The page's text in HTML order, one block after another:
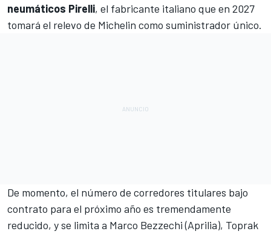
neumáticos Pirelli, el fabricante italiano que en 2027
tomará el relevo de Michelin como suministrador único.
De momento, el número de corredores titulares bajo
contrato para el próximo año es tremendamente
reducido, y se limita a Marco Bezzechi (Aprilia), Toprak